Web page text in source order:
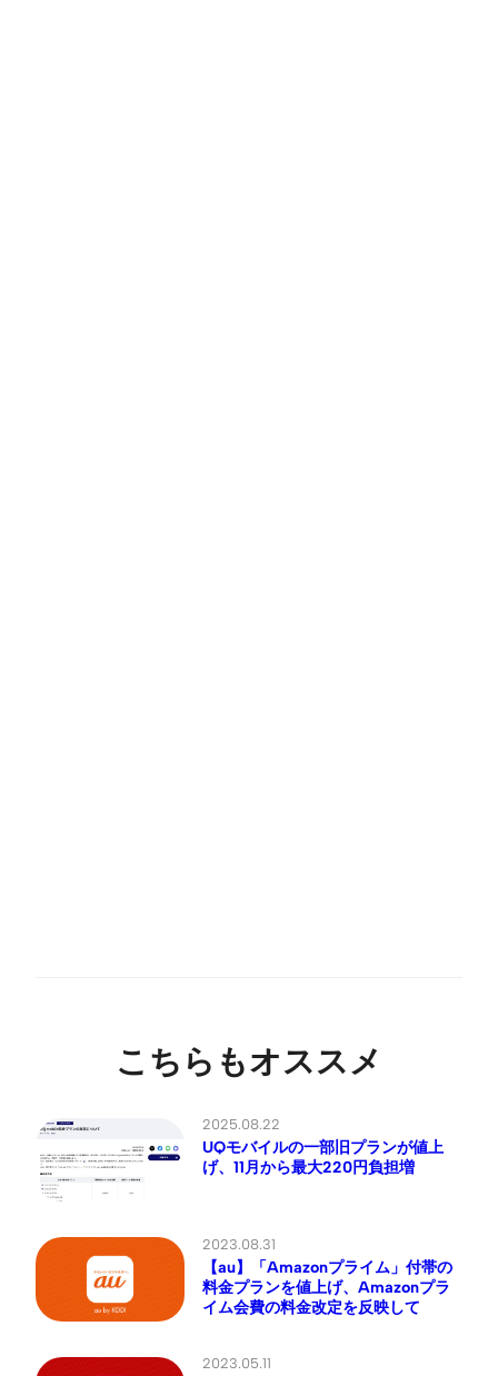
こちらもオススメ
2025.08.22
UQモバイルの一部旧プランが値上
げ、11月から最大220円負担増
2023.08.31
【au】「Amazonプライム」付帯の
料金プランを値上げ、Amazonプラ
イム会費の料金改定を反映して
2023.05.11